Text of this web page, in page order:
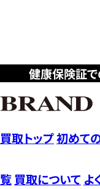
健康保険証
買取トップ初めて
覧 買取について よ